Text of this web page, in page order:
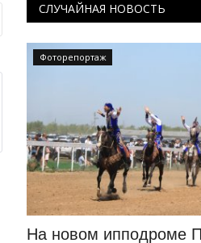
СЛУЧАЙНАЯ НОВОСТЬ
Фоторепортаж
На новом ипподроме